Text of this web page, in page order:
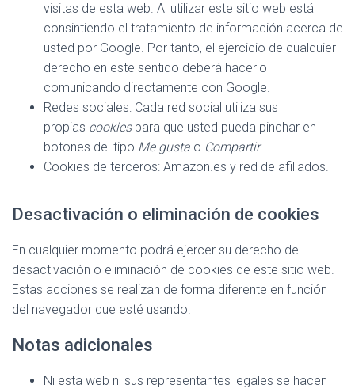
visitas de esta web. Al utilizar este sitio web está
consintiendo el tratamiento de información acerca de
usted por Google. Por tanto, el ejercicio de cualquier
derecho en este sentido deberá hacerlo
comunicando directamente con Google.
Redes sociales: Cada red social utiliza sus
propias cookiespara que usted pueda pinchar en
botones del tipo Me gusta o Compartir.
Cookies de terceros: Amazon.es y red de afiliados.
Desactivación o eliminación de cookies
En cualquier momento podrá ejercer su derecho de
desactivación o eliminación de cookies de este sitio web.
Estas acciones se realizan de forma diferente en función
del navegador que esté usando.
Notas adicionales
Ni esta web ni sus representantes legales se hacen